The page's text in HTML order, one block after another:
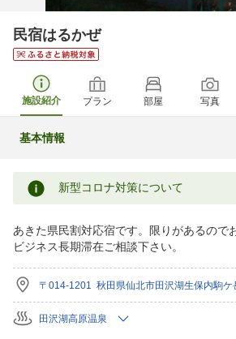
民宿はるかぜ
施設紹介 プラン 部屋 写真
基本情報
新型コロナ対策について
あきた県民割対応宿です。限りがあるので
ビジネス長期滞在ご相談下さい。
〒014-1201 秋田県仙北市田沢湖生保内駒ケ
田沢湖高原温泉